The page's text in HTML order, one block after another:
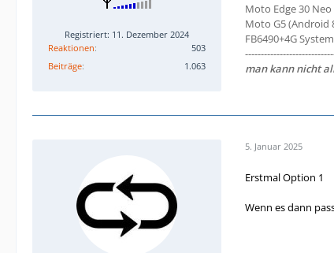
Registriert: 11. Dezember 2024
Reaktionen
503
Beiträge
1.063
Moto Edge 30 Neo
Moto G5 (Android
FB6490+4G
man kann nicht
5. Januar 2025
Erstmal Option 1
Wenn es dann